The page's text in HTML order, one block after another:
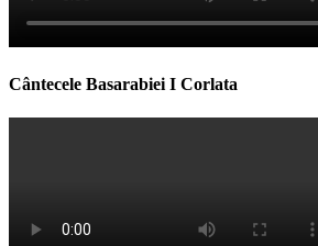
Cântecele Basarabiei I Corlata